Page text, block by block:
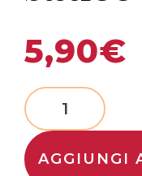
5,90€
AGGIUNGI